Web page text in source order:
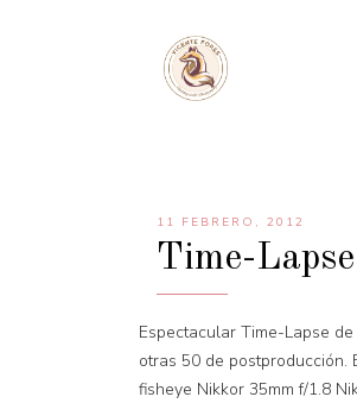
11 FEBRERO, 2012
Time-
Espectacular Time-Lapse
otras 50 de postproducción.
fisheye Nikkor 35mm f/1.8